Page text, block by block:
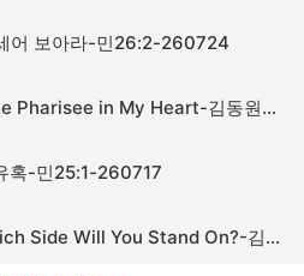
어 보아라-민26:2-260724
내 마음속의 바리새인 The Pharisee in My Heart-김동원목사-눅 Luke11:37 -260719
혹-민25:1-260717
누구 편에 설 것인가?Which Side Will You Stand On?-김동원목사-눅 Luke11:23 -260712